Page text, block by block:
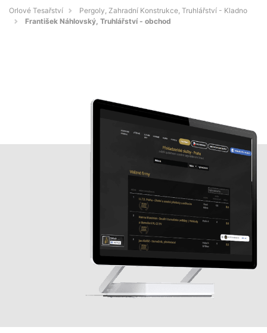
Orlové Tesařství
Pergoly, Zahradní Konstrukce, Truhlářství - Kladno
František Náhlovský, Truhlářství - obchod